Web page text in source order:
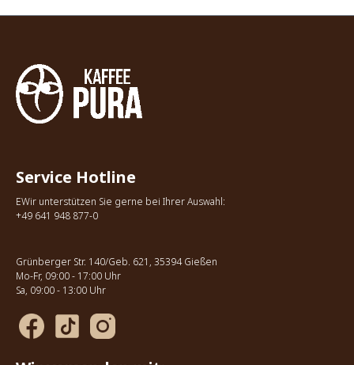
Service Hotline
EWir unterstützen Sie gerne bei Ihrer Auswahl:
+49 641 948 877-0
Grünberger Str. 140/Geb. 621, 35394 Gießen
Mo-Fr, 09:00 - 17:00 Uhr
Sa, 09:00 - 13:00 Uhr